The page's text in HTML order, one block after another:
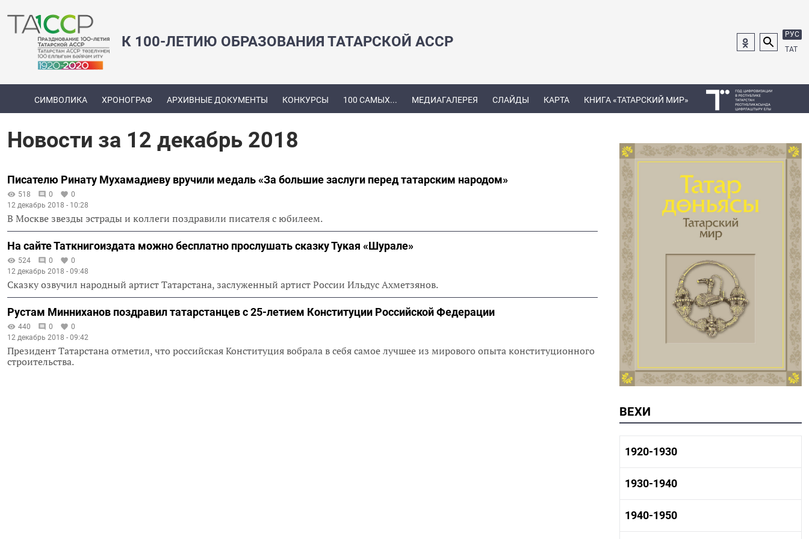
К 100-ЛЕТИЮ ОБРАЗОВАНИЯ ТАТАРСКОЙ АССР
РУС
ТАТ
СИМВОЛИКА ХРОНОГРАФ АРХИВНЫЕ ДОКУМЕНТЫ КОНКУРСЫ 100 САМЫХ... МЕДИАГАЛЕРЕЯ СЛАЙДЫ КАРТА КНИГА «ТАТАРСКИЙ МИР»
Новости за 12 декабрь 2018
Писателю Ринату Мухамадиеву вручили медаль «За большие заслуги перед татарским народом»
518 0
0
12 декабрь 2018 - 10:28
В Москве звезды эстрады и коллеги поздравили писателя с юбилеем.
На сайте Таткнигоиздата можно бесплатно прослушать сказку Тукая «Шурале»
524 0
0
12 декабрь 2018 - 09:48
Сказку озвучил народный артист Татарстана, заслуженный артист России Ильдус Ахметзянов.
Рустам Минниханов поздравил татарстанцев с 25-летием Конституции Российской Федерации
440 0
0
12 декабрь 2018 - 09:42
Президент Татарстана отметил, что российская Конституция вобрала в себя самое лучшее из мирового опыта конституционного
строительства.
ВЕХИ
1920-1930
1920-1930 история
1920-1930 культура
1930-1940
1930-1940 история
1930-1940 культура
1940-1950